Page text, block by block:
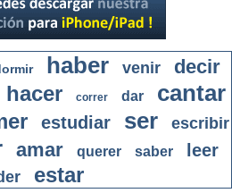
haber venir
decir
hacer correr dar cantar
estudiar ser escribir
amar querer saber leer
estar